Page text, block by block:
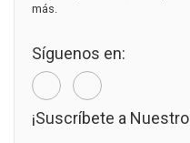
más.
Síguenos en:
¡Suscríbete a